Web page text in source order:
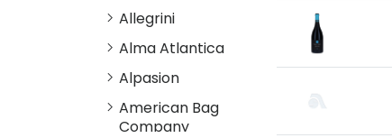
Allegrini
Alma Atlantica
Alpasion
American Bag
Company